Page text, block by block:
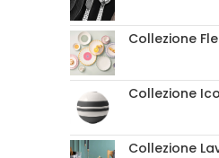
Collezione
Collezione
Collezione